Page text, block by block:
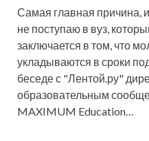
Самая главная причина,
не поступаю в вуз,
заключается в том, что
укладываются в сроки
беседе с "Лентой.ру"
образовательным
MAXIMUM Education…